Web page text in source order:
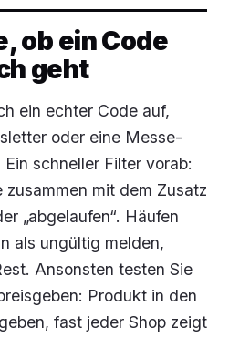
ob ein Code
geht
ein echter Code auf,
oder eine Messe-
schneller Filter vorab:
zusammen mit dem Zusatz
„abgelaufen“. Häufen
als ungültig melden,
Ansonsten testen Sie
Produkt in den
fast jeder Shop zeigt